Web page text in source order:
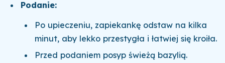
Podanie:
Po upieczeniu, zapiekankę odstaw na kilka
minut, aby lekko przestygła i łatwiej się kroiła.
Przed podaniem posyp świeżą bazylią.